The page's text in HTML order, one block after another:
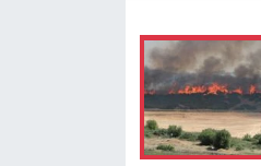
Kültür Sanat